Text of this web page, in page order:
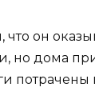
что он
но дома
потрачены